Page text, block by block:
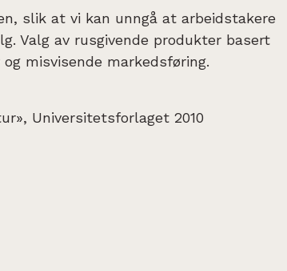
slik at vi kan unngå at arbeidstakere
Valg av rusgivende produkter basert
misvisende markedsføring.
Universitetsforlaget 2010